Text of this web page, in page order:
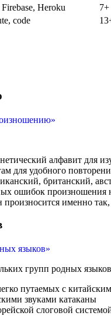
Heroku
7+
code
алфавит для
для удобного
британский,
ошибок произношения
именно так,
языков»
групп родных
путаемых с
звуками катаканы
слоговой